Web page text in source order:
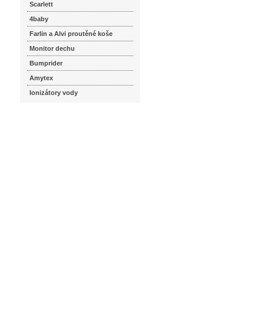
Scarlett
4baby
Farlin a Alvi proutěné koše
Monitor dechu
Bumprider
Amytex
Ionizátory vody